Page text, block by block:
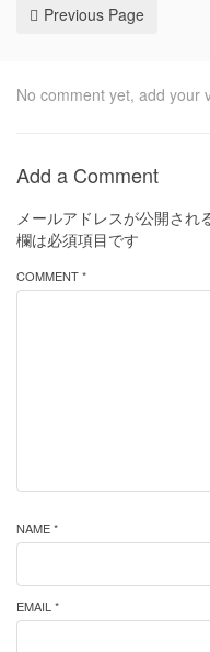
Previous Page
No comment yet, add your
Add a Comment
メールアドレスが公開され
欄は必須項目です
COMMENT *
NAME *
EMAIL *